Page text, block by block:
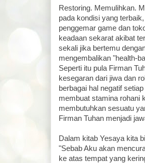
Restoring. Memulihkan.
pada kondisi yang
penggemar game dan
keadaan sekarat akibat
sekali jika bertemu
mengembalikan "health-
Seperti itu pula Firman
kesegaran dari jiwa dan
berbagai hal negatif
membuat stamina rohani
membutuhkan sesuatu
Firman Tuhan menjadi
Dalam kitab Yesaya kita
"Sebab Aku akan
ke atas tempat yang